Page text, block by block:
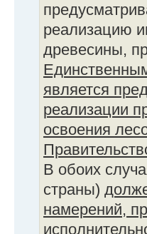
реализацию
древесины,
является
реализации
освоения
В обоих
страны)
намерений,